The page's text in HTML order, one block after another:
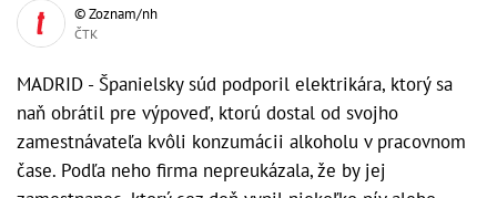
© Zoznam/nh
ČTK
MADRID - Španielsky súd podporil elektrikára, ktorý sa
naň obrátil pre výpoveď, ktorú dostal od svojho
zamestnávateľa kvôli konzumácii alkoholu v pracovnom
čase. Podľa neho firma nepreukázala, že by jej